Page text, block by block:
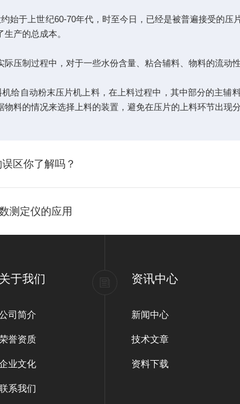
于上世纪60-70年代，时至今日，已经是被普遍接受的压
产的总成本。
制过程中，对于一些水份含量、粘合辅料、物料的流动
自动粉末压片机上料，在上料过程中，其中部分的主辅
料的情况来选择上料的装置，避免在压片的上料环节出现
区你了解吗？
测定仪的应用
关于我们
司简介
誉资质
业文化
系我们
资讯中心
新闻中心
技术文章
资料下载